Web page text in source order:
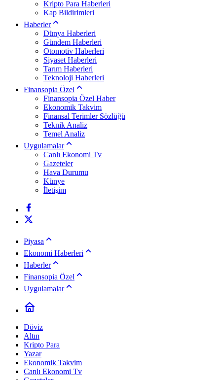
Kripto Para Haberleri
Kap Bildirimleri
Haberler
Dünya Haberleri
Gündem Haberleri
Otomotiv Haberleri
Siyaset Haberleri
Tarım Haberleri
Teknoloji Haberleri
Finansopia Özel
Finansopia Özel Haber
Ekonomik Takvim
Finansal Terimler Sözlüğü
Teknik Analiz
Temel Analiz
Uygulamalar
Canlı Ekonomi Tv
Gazeteler
Hava Durumu
Künye
İletişim
Piyasa
Ekonomi Haberleri
Haberler
Finansopia Özel
Uygulamalar
Döviz
Altın
Kripto Para
Yazar
Ekonomik Takvim
Canlı Ekonomi Tv